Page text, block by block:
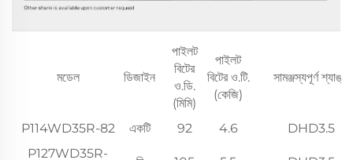
মডেল ডিজাইন
পাইলট
বিটের
ও.ডি.
(মিমি)
পাইলট
বিটের ও.টি.
(কেজি)
সামঞ্জস্যপূর্ণ শ্যাঙ্ক
P114WD35R-82 একটি 92 4.6
DHD3.5
P127WD35R-